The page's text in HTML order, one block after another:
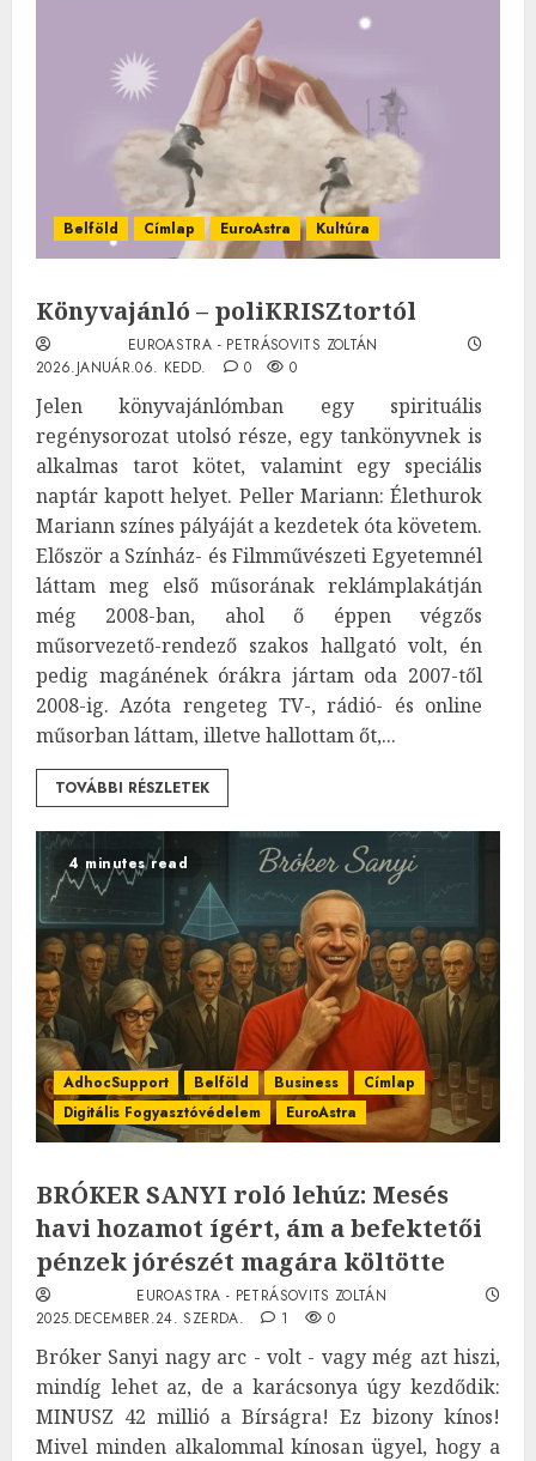
Belföld Címlap EuroAstra Kultúra
Könyvajánló – poliKRISZtortól
EUROASTRA - PETRÁSOVITS ZOLTÁN
2026.JANUÁR.06. KEDD.
0 0
Jelen könyvajánlómban egy spirituális
regénysorozat utolsó része, egy tankönyvnek is
alkalmas tarot kötet, valamint egy speciális
naptár kapott helyet. Peller Mariann: Élethurok
Mariann színes pályáját a kezdetek óta követem.
Először a Színház- és Filmművészeti Egyetemnél
láttam meg első műsorának reklámplakátján
még 2008-ban, ahol ő éppen végzős
műsorvezető-rendező szakos hallgató volt, én
pedig magánének órákra jártam oda 2007-től
2008-ig. Azóta rengeteg TV-, rádió- és online
műsorban láttam, illetve hallottam őt,...
TOVÁBBI RÉSZLETEK
4 minutes read
AdhocSupport Belföld Business
Címlap
Digitális Fogyasztóvédelem
EuroAstra
BRÓKER SANYI roló lehúz: Mesés
havi hozamot ígért, ám a befektetői
pénzek jórészét magára költötte
EUROASTRA - PETRÁSOVITS ZOLTÁN
2025.DECEMBER.24. SZERDA.
1 0
Bróker Sanyi nagy arc - volt - vagy még azt hiszi,
mindíg lehet az, de a karácsonya úgy kezdődik:
MINUSZ 42 millió a Bírságra! Ez bizony kínos!
Mivel minden alkalommal kínosan ügyel, hogy a